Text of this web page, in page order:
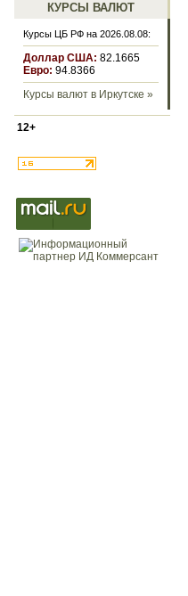
КУРСЫ ВАЛЮТ
Курсы ЦБ РФ на 2026.08.08:
Доллар США: 82.1665
Евро: 94.8366
Курсы валют в Иркутске »
12+